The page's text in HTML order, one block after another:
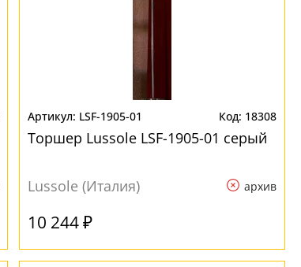
LSF-1905-01 18308
Торшер Lussole LSF-1905-01 серый
Lussole (Италия) архив
10 244 ₽